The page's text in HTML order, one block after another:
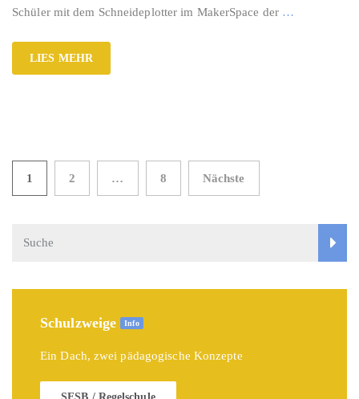
Schüler mit dem Schneideplotter im MakerSpace der …
LIES MEHR
Seitennummerierung
Beiträge
1 2 … 8 Nächste
Schulzweige Info
Ein Dach, zwei pädagogische Konzepte